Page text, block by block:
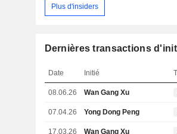
Plus d'insiders
Dernières transactions
Date Initié
08.06.26 Wan Gang Xu
07.04.26 Yong Dong Peng
17.03.26 Wan Gang Xu